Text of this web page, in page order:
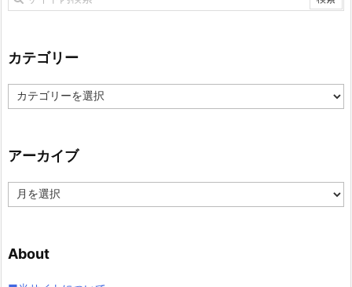
カテゴリー
カ
テ
ー
アーカイブ
ー
ブ
About